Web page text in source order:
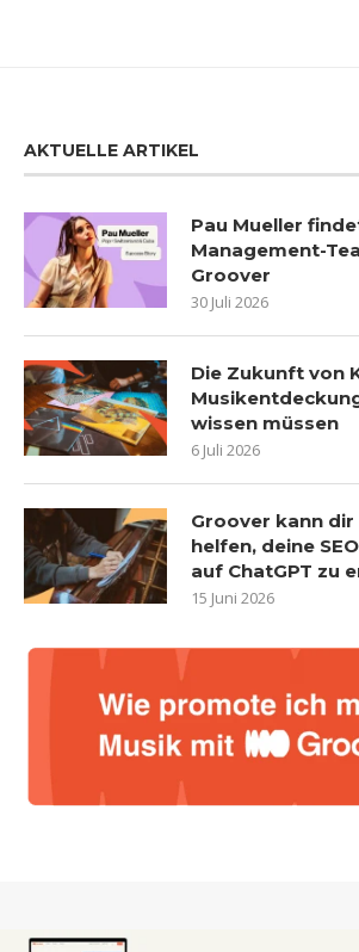
AKTUELLE ARTIKEL
Pau Mueller
Management-
Groover
30 Juli 2026
Die Zukunft von
wissen müssen
6 Juli 2026
Groover kann
helfen, deine
auf ChatGPT zu
15 Juni 2026